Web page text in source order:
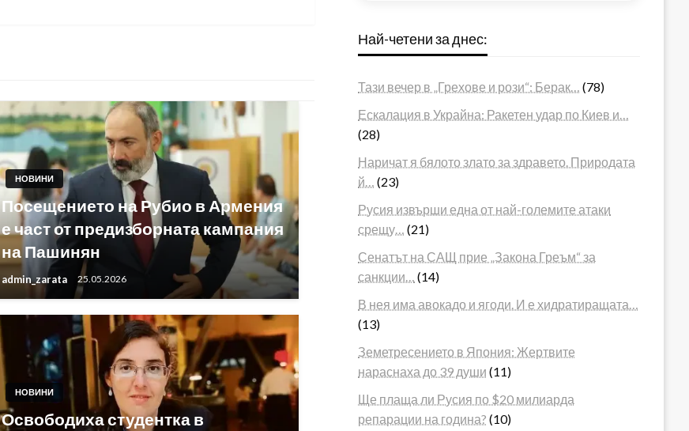
НОВИНИ
Посещението на Рубио в Армения
е част от предизборната кампания
на Пашинян
admin_zarata 25.05.2026
НОВИНИ
Освободиха студентка в
Най-четени за днес:
Тази вечер в „Грехове и рози“: Берак…
(78)
Ескалация в Украйна: Ракетен удар по Киев и…
(28)
Наричат я бялото злато за здравето. Природата
й…
(23)
Русия извърши една от най-големите атаки
срещу…
(21)
Сенатът на САЩ прие „Закона Греъм“ за
санкции…
(14)
В нея има авокадо и ягоди. И е хидратиращата…
(13)
Земетресението в Япония: Жертвите
нараснаха до 39 души (11)
Ще плаща ли Русия по $20 милиарда
репарации на година? (10)